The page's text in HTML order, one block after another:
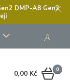
DMP-A8 Gen2
0
0,00 Kč